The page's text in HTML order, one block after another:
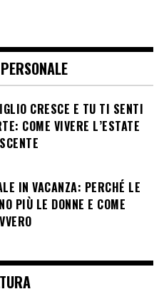
CRESCE E TU TI SENTI
COME VIVERE L’ESTATE
IN VACANZA: PERCHÉ LE
PIÙ LE DONNE E COME